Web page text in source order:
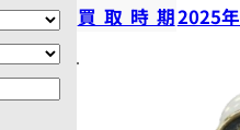
買取時期2025